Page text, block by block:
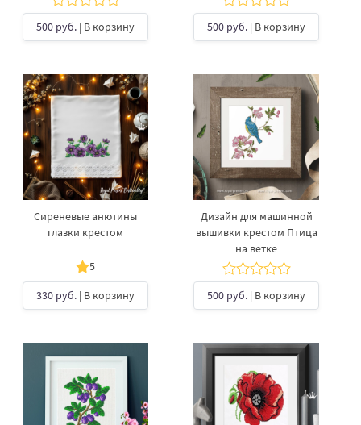
500 руб. | В корзину 500 руб. | В корзину
Сиреневые анютины
глазки крестом
5
330 руб. | В корзину
Дизайн для машинной
вышивки крестом Птица
на ветке
500 руб. | В корзину